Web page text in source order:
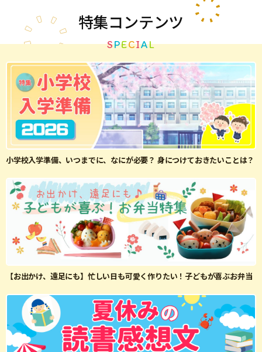
特集コンテンツ
SPECIAL
小学校入学準備、いつまでに、なにが必要？ 身につけておきたいことは？
【お出かけ、遠足にも】忙しい日も可愛く作りたい！子どもが喜ぶお弁当